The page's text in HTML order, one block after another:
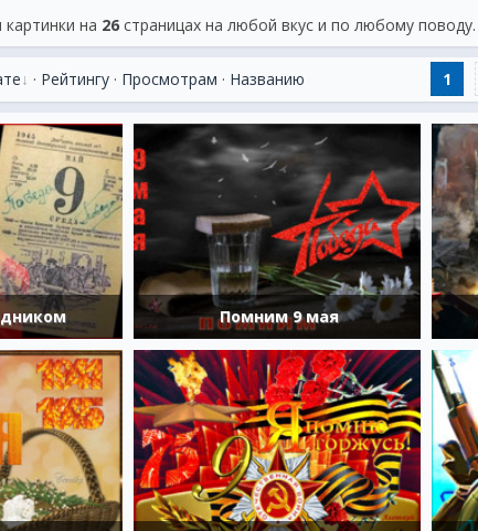
на 26 страницах на любой вкус и по любому поводу.
· Рейтингу · Просмотрам · Названию 1
Помним 9 мая